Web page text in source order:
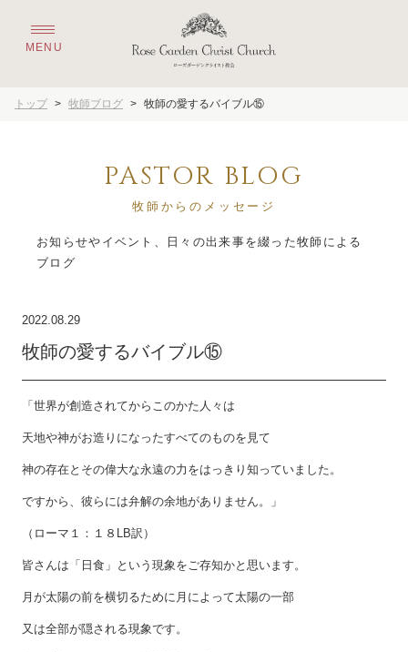
トップ > 牧師ブログ > 牧師の愛するバイブル⑮
PASTOR BLOG
牧師からのメッセージ
お知らせやイベント、日々の出来事を綴った牧師による
2022.08.29
牧師の愛するバイブル⑮
「世界が創造されてからこのかた人々は
天地や神がお造りになったすべてのものを見て
神の存在とその偉大な永遠の力をはっきり知っていました。
ですから、彼らには弁解の余地がありません。」
（ローマ１：１８LB訳）
皆さんは「日食」という現象をご存知かと思います。
月が太陽の前を横切るために月によって太陽の一部
又は全部が隠される現象です。